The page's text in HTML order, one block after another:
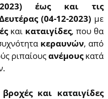
2023) έως και τις
(04-12-2023) με
και καταιγίδες, που θα
κεραυνών, από
ριπαίουςανέμουςκατά
και καταιγίδες